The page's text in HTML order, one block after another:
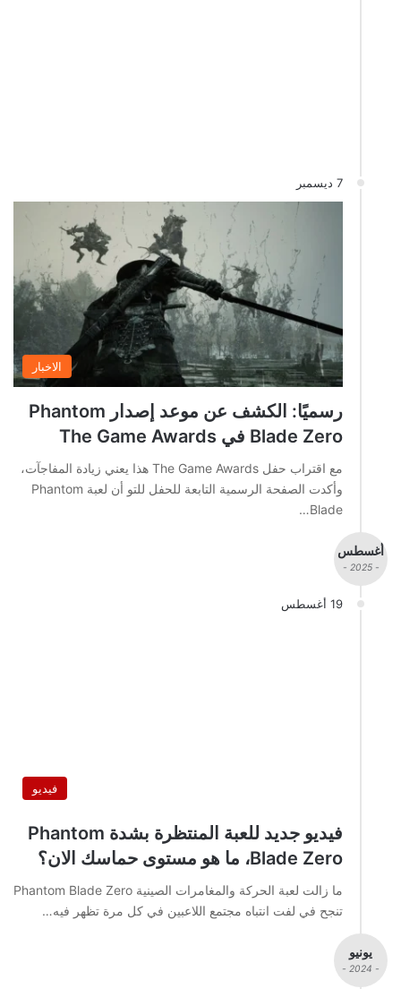
7 ديسمبر
الاخبار
رسميًا: الكشف عن موعد إصدار Phantom
Blade Zero في The Game Awards
مع اقتراب حفل The Game Awards هذا يعني زيادة المفاجآت،
وأكدت الصفحة الرسمية التابعة للحفل للتو أن لعبة Phantom
Blade…
أغسطس
- 2025 -
19 أغسطس
فيديو
فيديو جديد للعبة المنتظرة بشدة Phantom
Blade Zero، ما هو مستوى حماسك الان؟
ما زالت لعبة الحركة والمغامرات الصينية Phantom Blade Zero
تنجح في لفت انتباه مجتمع اللاعبين في كل مرة تظهر فيه…
يونيو
- 2024 -